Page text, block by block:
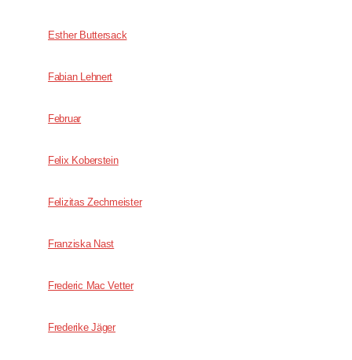
Esther Buttersack
Fabian Lehnert
Februar
Felix Koberstein
Felizitas Zechmeister
Franziska Nast
Frederic Mac Vetter
Frederike Jäger